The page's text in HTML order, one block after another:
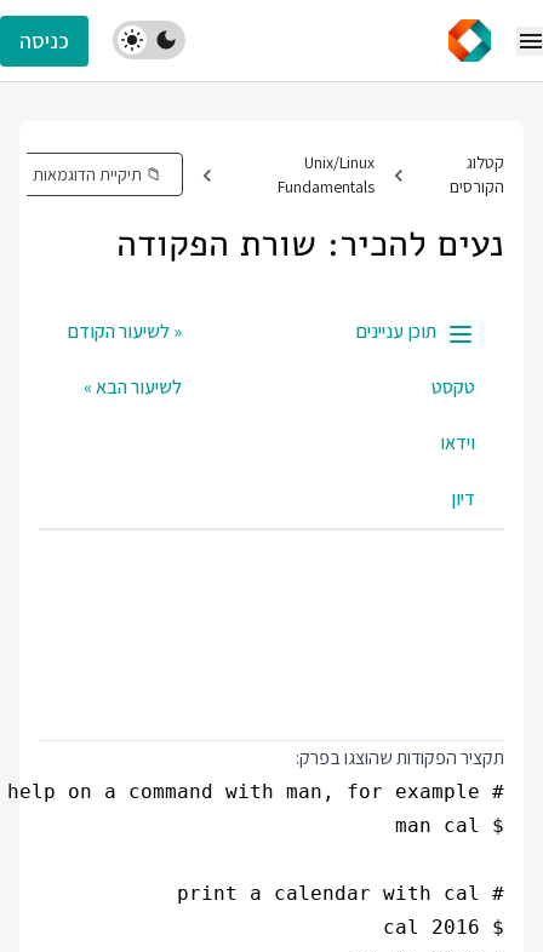
כניסה
Unix/Linux
Fundamentals
📁 תיקיית הדוגמאות
להכיר: שורת הפקודה
תוכן עניינים
טקסט
« לשיעור הקודם
לשיעור הבא »
הפקודות שהוצגו בפרק: